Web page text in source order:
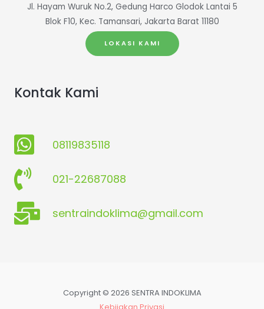
Jl. Hayam Wuruk No.2, Gedung Harco Glodok Lantai 5
Blok F10, Kec. Tamansari, Jakarta Barat 11180
LOKASI KAMI
Kontak Kami
08119835118
021-22687088
sentraindoklima@gmail.com
Copyright © 2026 SENTRA INDOKLIMA